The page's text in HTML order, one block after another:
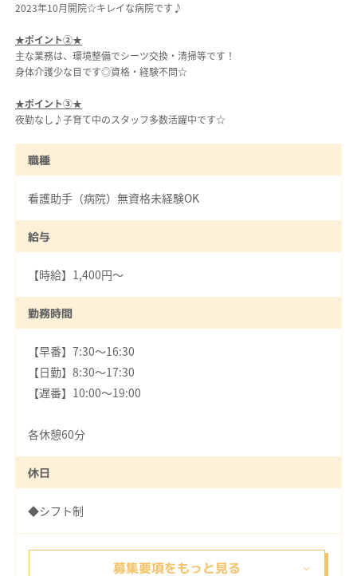
2023年10月開院☆キレイな病院です♪
★ポイント②★
主な業務は、環境整備でシーツ交換・清掃等です！
身体介護少な目です◎資格・経験不問☆
★ポイント③★
夜勤なし♪子育て中のスタッフ多数活躍中です☆
職種
看護助手（病院）無資格未経験OK
給与
【時給】1,400円～
勤務時間
【早番】7:30～16:30
【日勤】8:30～17:30
【遅番】10:00～19:00
各休憩60分
休日
◆シフト制